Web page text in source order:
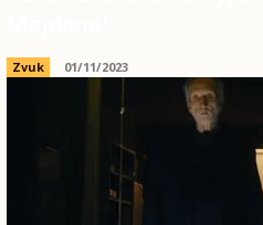
Zvuk 01/11/2023